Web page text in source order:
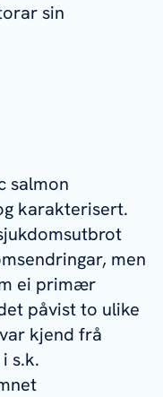
sin
salmon
karakterisert.
men
ei primær
påvist to ulike
kjend frå
s.k.